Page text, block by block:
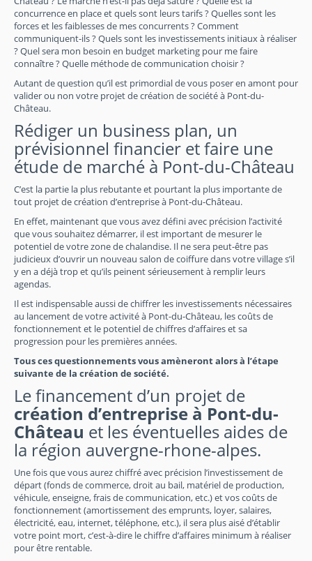
concurrence en place et quels sont leurs tarifs ? Quelles sont les
forces et les faiblesses de mes concurrents ? Comment
communiquent-ils ? Quels sont les investissements initiaux à réaliser
? Quel sera mon besoin en budget marketing pour me faire
connaître ? Quelle méthode de communication choisir ?
Autant de question qu’il est primordial de vous poser en amont pour
valider ou non votre projet de création de société à Pont-du-
Château.
Rédiger un business plan, un
prévisionnel financier et faire une
étude de marché à Pont-du-Château
C’est la partie la plus rebutante et pourtant la plus importante de
tout projet de création d’entreprise à Pont-du-Château.
En effet, maintenant que vous avez défini avec précision l’activité
que vous souhaitez démarrer, il est important de mesurer le
potentiel de votre zone de chalandise. Il ne sera peut-être pas
judicieux d’ouvrir un nouveau salon de coiffure dans votre village s’il
y en a déjà trop et qu’ils peinent sérieusement à remplir leurs
agendas.
Il est indispensable aussi de chiffrer les investissements nécessaires
au lancement de votre activité à Pont-du-Château, les coûts de
fonctionnement et le potentiel de chiffres d’affaires et sa
progression pour les premières années.
Tous ces questionnements vous amèneront alors à l’étape
suivante de la création de société.
Le financement d’un projet de
création d’entreprise à Pont-du-
Château et les éventuelles aides de
la région auvergne-rhone-alpes.
Une fois que vous aurez chiffré avec précision l’investissement de
départ (fonds de commerce, droit au bail, matériel de production,
véhicule, enseigne, frais de communication, etc.) et vos coûts de
fonctionnement (amortissement des emprunts, loyer, salaires,
électricité, eau, internet, téléphone, etc.), il sera plus aisé d’établir
votre point mort, c’est-à-dire le chiffre d’affaires minimum à réaliser
pour être rentable.